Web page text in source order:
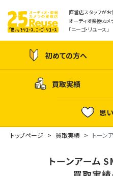
直営店スタッフがお
オーディオ楽器カ
「ニーゴ・リユース」
初めての方へ
買取実績
思
トップページ 買取実績 トーン
トーンアーム